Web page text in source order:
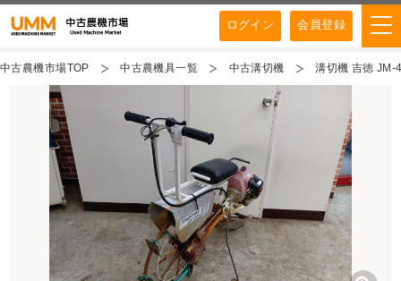
ログイン 会員登録
中古農機市場TOP 中古農機具一覧 中古溝切機 溝切機 吉徳